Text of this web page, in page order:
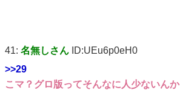
41: 名無しさん ID:UEu6p0eH0
>>29
こマ？グロ版ってそんなに人少ないんか